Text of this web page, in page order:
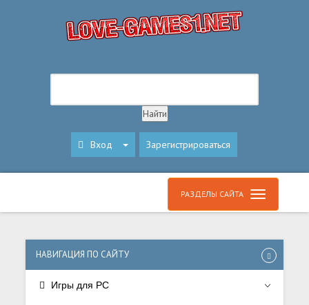
Вход Зарегистрироваться
РАЗДЕЛЫ САЙТА
НАВИГАЦИЯ ПО САЙТУ
Игры для PC